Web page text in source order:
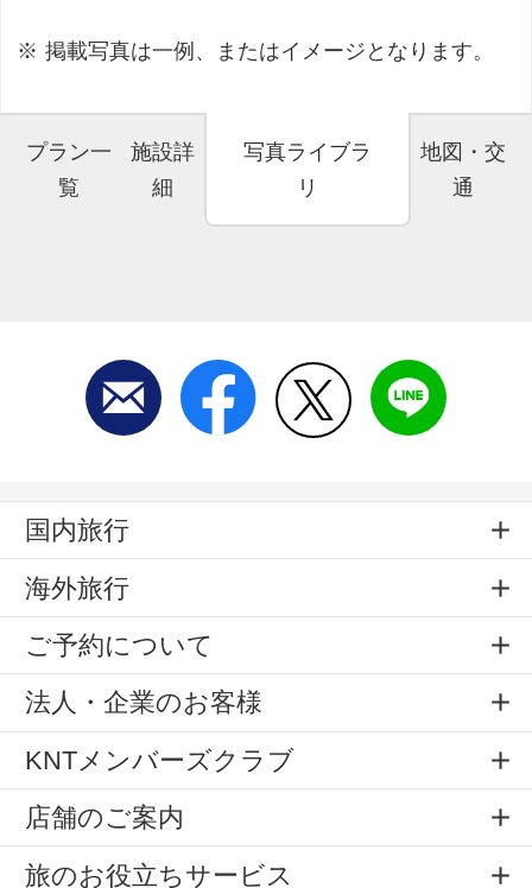
掲載写真は一例、またはイメージとなります。
プラン一
覧
施設詳
細
写真ライブラ
リ
地図・交
通
国内旅行
海外旅行
ご予約について
法人・企業のお客様
KNTメンバーズクラブ
店舗のご案内
旅のお役立ちサービス